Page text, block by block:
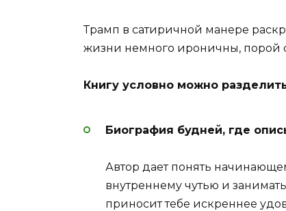
Трамп в сатиричной манере
жизни немного ироничны, порой
Книгу условно можно
Биография будней, где
Автор дает понять
внутреннему чутью и
приносит тебе искреннее